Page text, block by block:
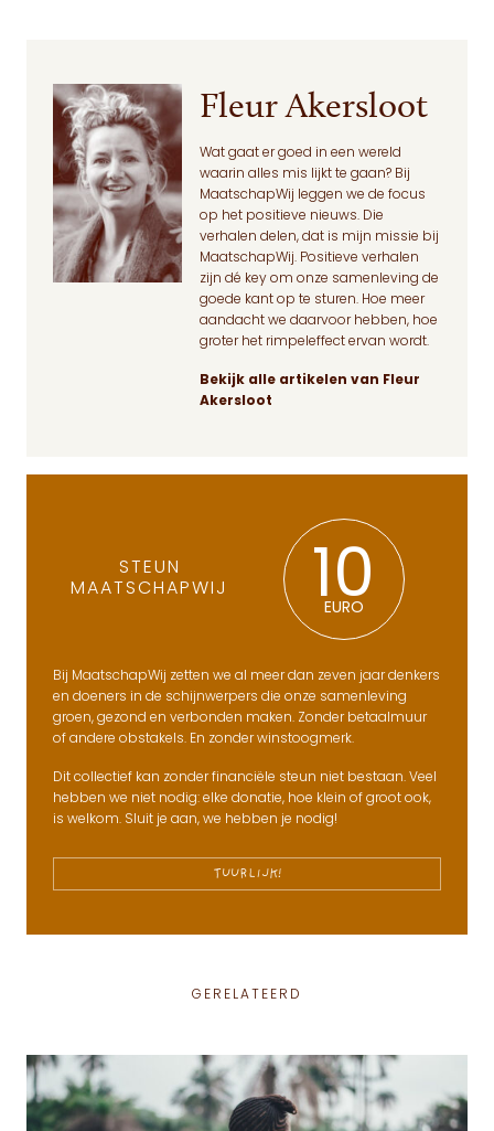
Fleur Akersloot
Wat gaat er goed in een wereld
waarin alles mis lijkt te gaan? Bij
MaatschapWij leggen we de focus
op het positieve nieuws. Die
verhalen delen, dat is mijn missie bij
MaatschapWij. Positieve verhalen
zijn dé key om onze samenleving de
goede kant op te sturen. Hoe meer
aandacht we daarvoor hebben, hoe
groter het rimpeleffect ervan wordt.
Bekijk alle artikelen van Fleur
Akersloot
STEUN
MAATSCHAPWIJ
10
EURO
Bij MaatschapWij zetten we al meer dan zeven jaar denkers
en doeners in de schijnwerpers die onze samenleving
groen, gezond en verbonden maken. Zonder betaalmuur
of andere obstakels. En zonder winstoogmerk.
Dit collectief kan zonder financiële steun niet bestaan. Veel
hebben we niet nodig: elke donatie, hoe klein of groot ook,
is welkom. Sluit je aan, we hebben je nodig!
TUURLIJK!
GERELATEERD